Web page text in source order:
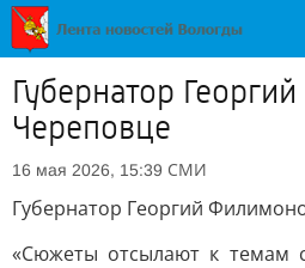
Губернатор
Череповце
16 мая 2026, 15:39 СМИ
Губернатор Георгий
«Сюжеты отсылают к темам